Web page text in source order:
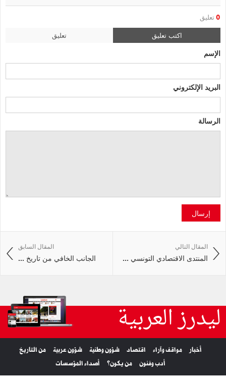
0 تعليق
اكتب تعليق تعليق
الإسم
البريد الإلكتروني
الرسالة
إرسال
المقال السابق
الجانب الخافي من تاريخ ...
المقال التالي
المنتدى الاقتصادي التونسي ...
ليدرز العربية
أخبار مواقف وآراء اقتصاد شؤون وطنية شؤون عربية
من التاريخ
أدب وفنون
من يكون؟ أصداء المؤسسات